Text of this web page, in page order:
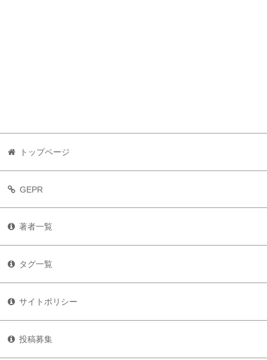
トップページ
GEPR
著者一覧
タグ一覧
サイトポリシー
投稿募集